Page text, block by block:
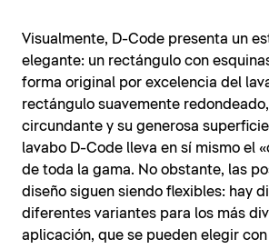
Visualmente, D-Code presenta un
elegante: un rectángulo con
forma original por excelencia del
rectángulo suavemente
circundante y su generosa
lavabo D-Code lleva en sí mismo el
de toda la gama. No obstante, las
diseño siguen siendo flexibles: hay
diferentes variantes para los más
aplicación, que se pueden elegir